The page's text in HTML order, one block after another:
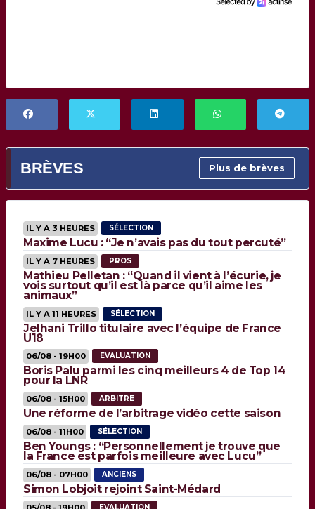
BRÈVES Plus de brèves
IL Y A 3 HEURES SÉLECTION
Maxime Lucu : “Je n’avais pas du tout percuté”
IL Y A 7 HEURES PROS
Mathieu Pelletan : “Quand il vient à l’écurie, je
vois surtout qu’il est là parce qu’il aime les
animaux”
IL Y A 11 HEURES SÉLECTION
Jelhani Trillo titulaire avec l’équipe de France
U18
06/08 - 19H00 EVALUATION
Boris Palu parmi les cinq meilleurs 4 de Top 14
pour la LNR
06/08 - 15H00 ARBITRE
Une réforme de l’arbitrage vidéo cette saison
06/08 - 11H00 SÉLECTION
Ben Youngs : “Personnellement je trouve que
la France est parfois meilleure avec Lucu”
06/08 - 07H00 ANCIENS
Simon Lobjoit rejoint Saint-Médard
EVALUATION